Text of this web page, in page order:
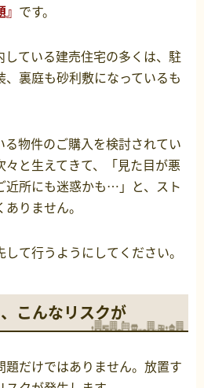
です。
している建売住宅の多くは、駐
裏庭も砂利敷になっているも
物件のご購入を検討されてい
と生えてきて、「見た目が悪
近所にも迷惑かも…」と、スト
りません。
て行うようにしてください。
こんなリスクが
だけではありません。放置す